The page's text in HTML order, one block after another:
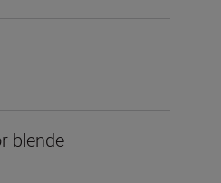
blende